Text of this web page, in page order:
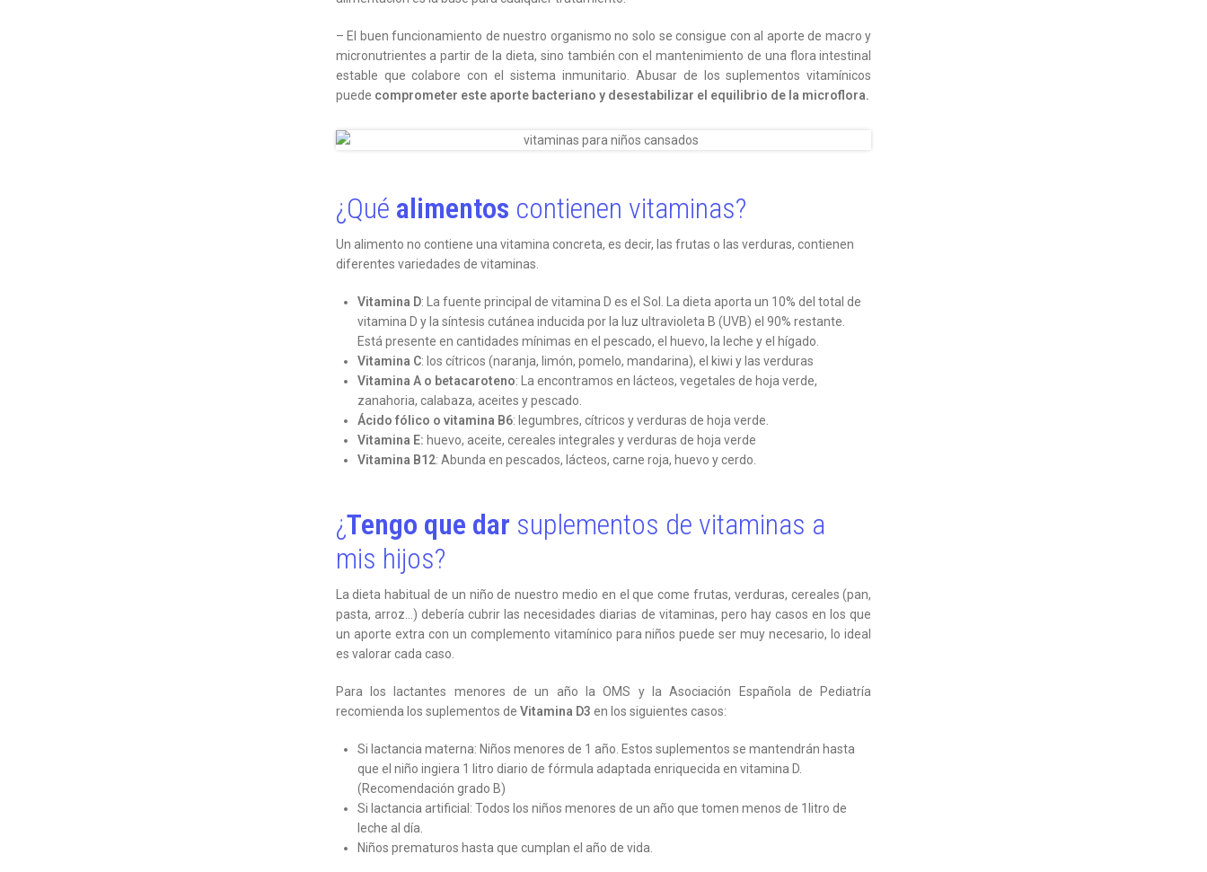
– El buen funcionamiento de nuestro organismo no solo se consigue con al aporte de macro y
micronutrientes a partir de la dieta, sino también con el mantenimiento de una flora intestinal
estable que colabore con el sistema inmunitario. Abusar de los suplementos vitamínicos
puede comprometer este aporte bacteriano y desestabilizar el equilibrio de la microflora.
¿Qué alimentos contienen vitaminas?
Un alimento no contiene una vitamina concreta, es decir, las frutas o las verduras, contienen
diferentes variedades de vitaminas.
Vitamina D: La fuente principal de vitamina D es el Sol. La dieta aporta un 10% del total de
vitamina D y la síntesis cutánea inducida por la luz ultravioleta B (UVB) el 90% restante.
Está presente en cantidades mínimas en el pescado, el huevo, la leche y el hígado.
Vitamina C: los cítricos (naranja, limón, pomelo, mandarina), el kiwi y las verduras
Vitamina A o betacaroteno: La encontramos en lácteos, vegetales de hoja verde,
zanahoria, calabaza, aceites y pescado.
Ácido fólico o vitamina B6: legumbres, cítricos y verduras de hoja verde.
Vitamina E: huevo, aceite, cereales integrales y verduras de hoja verde
Vitamina B12: Abunda en pescados, lácteos, carne roja, huevo y cerdo.
¿Tengo que dar suplementos de vitaminas a
mis hijos?
La dieta habitual de un niño de nuestro medio en el que come frutas, verduras, cereales (pan,
pasta, arroz…) debería cubrir las necesidades diarias de vitaminas, pero hay casos en los que
un aporte extra con un complemento vitamínico para niños puede ser muy necesario, lo ideal
es valorar cada caso.
Para los lactantes menores de un año la OMS y la Asociación Española de Pediatría
recomienda los suplementos de Vitamina D3 en los siguientes casos:
Si lactancia materna: Niños menores de 1 año. Estos suplementos se mantendrán hasta
que el niño ingiera 1 litro diario de fórmula adaptada enriquecida en vitamina D.
(Recomendación grado B)
Si lactancia artificial: Todos los niños menores de un año que tomen menos de 1litro de
leche al día.
Niños prematuros hasta que cumplan el año de vida.